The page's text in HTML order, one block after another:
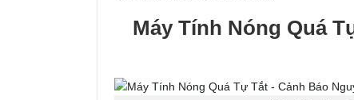
Máy Tính Nóng Quá